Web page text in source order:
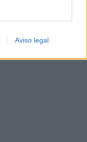
Aviso legal